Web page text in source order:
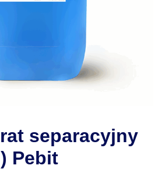
separacyjny
Pebit